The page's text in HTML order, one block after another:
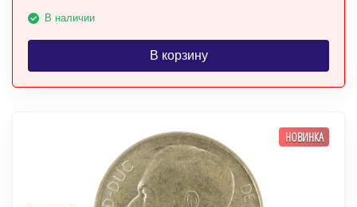
В наличии
В корзину
НОВИНКА